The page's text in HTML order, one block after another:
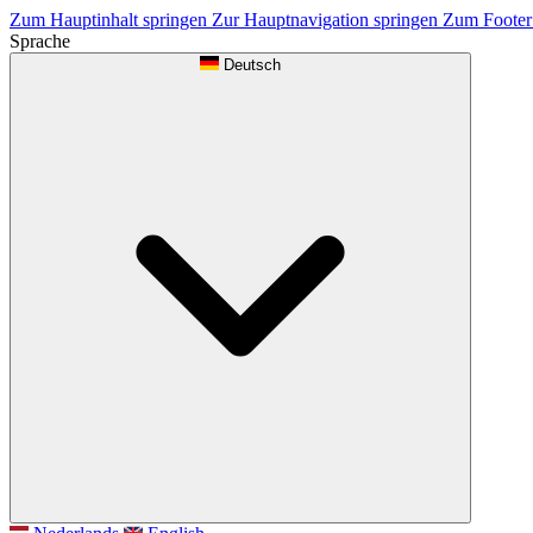
Zum Hauptinhalt springen Zur Hauptnavigation springen Zum
Sprache
Deutsch